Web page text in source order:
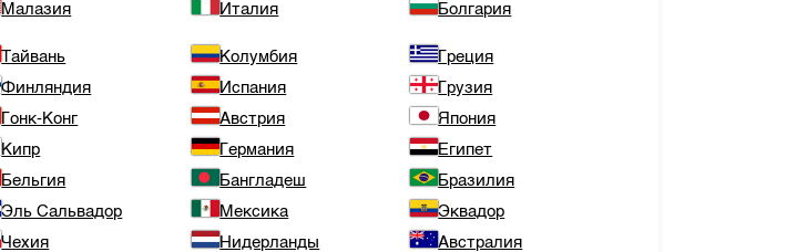
Малазия Италия Болгария
Тайвань Колумбия
Греция
Финляндия Испания
Грузия
Гонк-Конг Австрия
Япония
Кипр Германия
Египет
Бельгия Бангладеш
Бразилия
Эль Сальвадор Мексика
Эквадор
Чехия Нидерланды
Австралия